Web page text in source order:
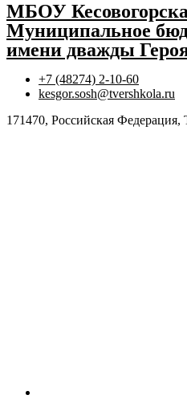
МБОУ
Муниципальное
имени дважды
+7 (48274) 2-10-60
kesgor.sosh@tvershkola.ru
171470, Российская Федерация,